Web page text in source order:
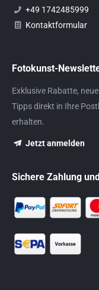
+49 1742485999
Kontaktformular
Fotokunst-
Exklusive Rabatte,
Tipps direkt in Ihre
erhalten.
Jetzt anmelden
Sichere Zahlung